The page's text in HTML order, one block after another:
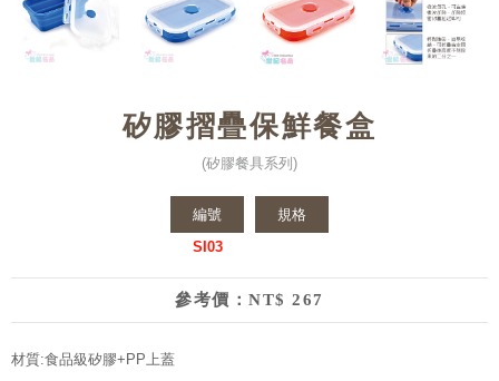
矽膠摺疊保鮮餐盒
(矽膠餐具系列)
編號
SI03
規格
參考價：NT$ 267
材質:食品級矽膠+PP上蓋